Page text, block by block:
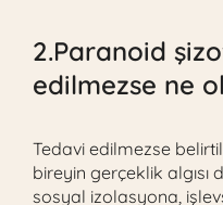
2.Paranoid
edilmezse ne
Tedavi edilmezse
bireyin gerçeklik
sosyal izolasyona,